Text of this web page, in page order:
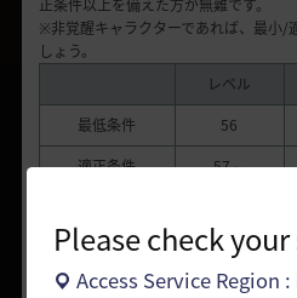
Please check
Access Service Region
※非覚醒キャラクターであれば、最小/
しょう。
レベル
最低条件
56
適正条件
57～
攻略ポイント